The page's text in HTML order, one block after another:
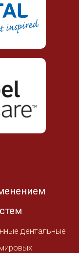
дентальные